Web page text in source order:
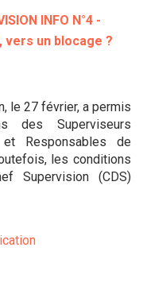
INFO N°4 -
vers un blocage ?
le 27 février, a permis
des Superviseurs
Responsables de
les conditions
Supervision (CDS)